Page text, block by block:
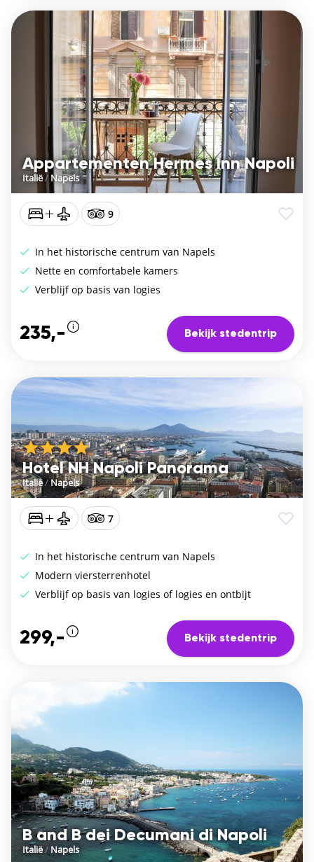
Appartementen Hermes Inn Napoli
Italië/ Napels
9
In het historische centrum van Napels
Nette en comfortabele kamers
Verblijf op basis van logies
235,- Bekijk stedentrip
Hotel NH Napoli Panorama
Italië/Napels
7
In het historische centrum van Napels
Modern viersterrenhotel
Verblijf op basis van logies of logies en ontbijt
299,- Bekijk stedentrip
B and B dei Decumani di Napoli
Italië/ Napels